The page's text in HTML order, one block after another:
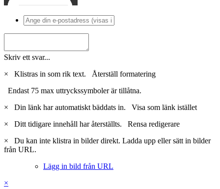
Skriv ett svar...
×
Klistras in som rik text. Återställ formatering
Endast 75 max uttryckssymboler är tillåtna.
×
Din länk har automatiskt bäddats in. Visa som länk istället
×
Ditt tidigare innehåll har återställts. Rensa redigerare
×
Du kan inte klistra in bilder direkt. Ladda upp eller sätt in bilder
från URL.
Lägg in bild från URL
×